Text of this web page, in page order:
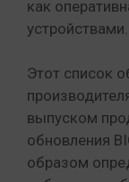
как
устройствами.
Этот список
выпуском
обновления
образом